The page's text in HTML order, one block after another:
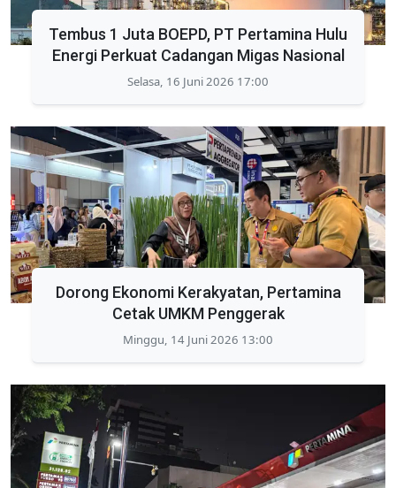
Tembus 1 Juta BOEPD, PT Pertamina Hulu
Energi Perkuat Cadangan Migas Nasional
Selasa, 16 Juni 2026 17:00
Dorong Ekonomi Kerakyatan, Pertamina
Cetak UMKM Penggerak
Minggu, 14 Juni 2026 13:00